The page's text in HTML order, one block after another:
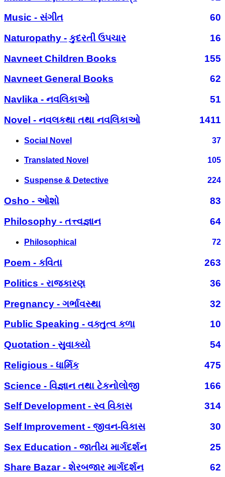
Music - સંગીત
60
Naturopathy - કુદરતી ઉપચાર
16
Navneet Children Books
155
Navneet General Books
62
Navlika - નવલિકાઓ
51
Novel - નવલકથા તથા નવલિકાઓ
1411
Social Novel 37
Translated Novel 105
Suspense & Detective 224
Osho - ઓશો
83
Philosophy - તત્ત્વજ્ઞાન
64
Philosophical 72
Poem - કવિતા
263
Politics - રાજકારણ
36
Pregnancy - ગર્ભાવસ્થા
32
Public Speaking - વક્તુત્વ કળા
10
Quotation - સુવાક્યો
54
Religious - ધાર્મિક
475
Science - વિજ્ઞાન તથા ટેકનોલોજી
166
Self Development - સ્વ વિકાસ
314
Self Improvement - જીવન-વિકાસ
30
Sex Education - જાતીય માર્ગદર્શન
25
Share Bazar - શેરબજાર માર્ગદર્શન
62